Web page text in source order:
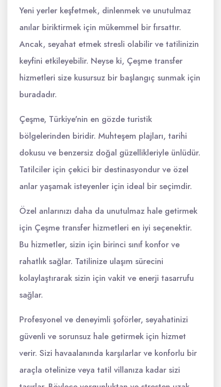
Yeni yerler keşfetmek, dinlenmek ve unutulmaz
anılar biriktirmek için mükemmel bir fırsattır.
Ancak, seyahat etmek stresli olabilir ve tatilinizin
keyfini etkileyebilir. Neyse ki, Çeşme transfer
hizmetleri size kusursuz bir başlangıç sunmak için
buradadır.
Çeşme, Türkiye'nin en gözde turistik
bölgelerinden biridir. Muhteşem plajları, tarihi
dokusu ve benzersiz doğal güzellikleriyle ünlüdür.
Tatilciler için çekici bir destinasyondur ve özel
anlar yaşamak isteyenler için ideal bir seçimdir.
Özel anlarınızı daha da unutulmaz hale getirmek
için Çeşme transfer hizmetleri en iyi seçenektir.
Bu hizmetler, sizin için birinci sınıf konfor ve
rahatlık sağlar. Tatilinize ulaşım sürecini
kolaylaştırarak sizin için vakit ve enerji tasarrufu
sağlar.
Profesyonel ve deneyimli şoförler, seyahatinizi
güvenli ve sorunsuz hale getirmek için hizmet
verir. Sizi havaalanında karşılarlar ve konforlu bir
araçla otelinize veya tatil villanıza kadar sizi